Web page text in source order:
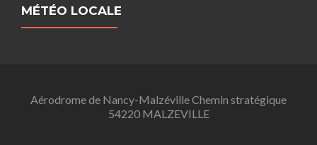
MÉTÉO LOCALE
Aérodrome de Nancy-Malzéville Chemin stratégique
54220 MALZEVILLE